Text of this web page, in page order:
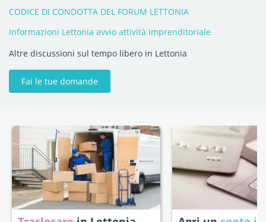
CODICE DI CONDOTTA DEL FORUM LETTONIA
Informazioni Lettonia avvio attività imprenditoriale
Altre discussioni sul tempo libero in Lettonia
Fai le tue domande